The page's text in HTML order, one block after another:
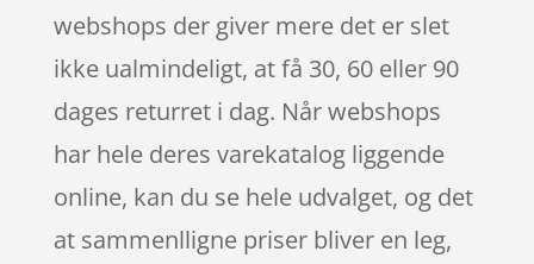
webshops der giver mere det er slet
ikke ualmindeligt, at få 30, 60 eller 90
dages returret i dag. Når webshops
har hele deres varekatalog liggende
online, kan du se hele udvalget, og det
at sammenlligne priser bliver en leg,